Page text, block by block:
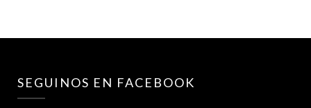
SEGUINOS EN FACEBOOK